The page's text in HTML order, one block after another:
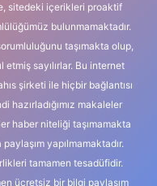
sitedeki içerikleri proaktif
bulunmamaktadır.
taşımakta olup,
sayılırlar. Bu internet
şirketi ile hiçbir bağlantısı
hazırladığımız makaleler
haber niteliği taşımamakta
yapılmamaktadır.
tamamen tesadüfidir.
ücretsiz bir bilgi paylaşım